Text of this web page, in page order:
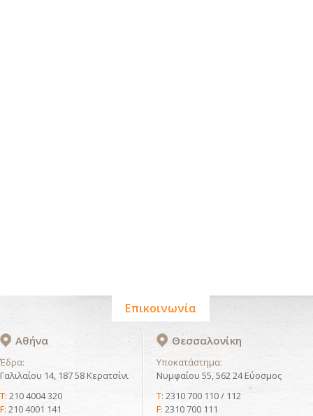
Επικοινωνία
Αθήνα
Έδρα:
Γαλιλαίου 14, 187 58 Κερατσίνι
T: 210 4004 320
F: 210 4001 141
Θεσσαλονίκη
Υποκατάστημα:
Νυμφαίου 55, 562 24 Εύοσμος
T: 2310 700 110 / 112
F: 2310 700 111